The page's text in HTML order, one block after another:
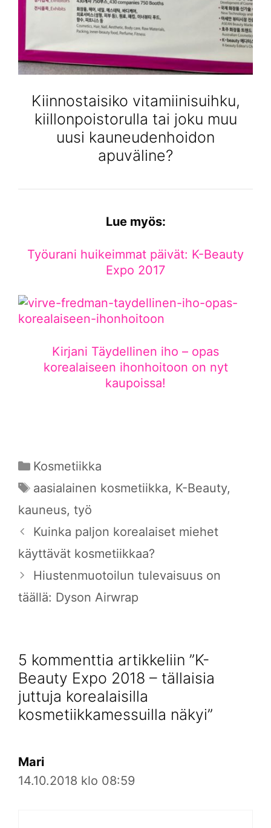
Kiinnostaisiko vitamiinisuihku,
kiillonpoistorulla tai joku muu
uusi kauneudenhoidon
apuväline?
Lue myös:
Työurani huikeimmat päivät: K-Beauty
Expo 2017
Kirjani Täydellinen iho – opas
korealaiseen ihonhoitoon on nyt
kaupoissa!
Kategoriat
Kosmetiikka
Avainsanat
aasialainen kosmetiikka, K-Beauty,
kauneus, työ
Kuinka paljon korealaiset miehet
käyttävät kosmetiikkaa?
Hiustenmuotoilun tulevaisuus on
täällä: Dyson Airwrap
5 kommenttia artikkeliin ”K-
Beauty Expo 2018 – tällaisia
juttuja korealaisilla
kosmetiikkamessuilla näkyi”
Mari
14.10.2018 klo 08:59